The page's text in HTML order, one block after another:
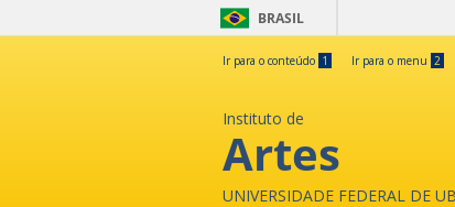
BRASIL
Ir para o conteúdo 1 Ir para o menu 2
Instituto de
Artes
UNIVERSIDADE FEDERAL DE